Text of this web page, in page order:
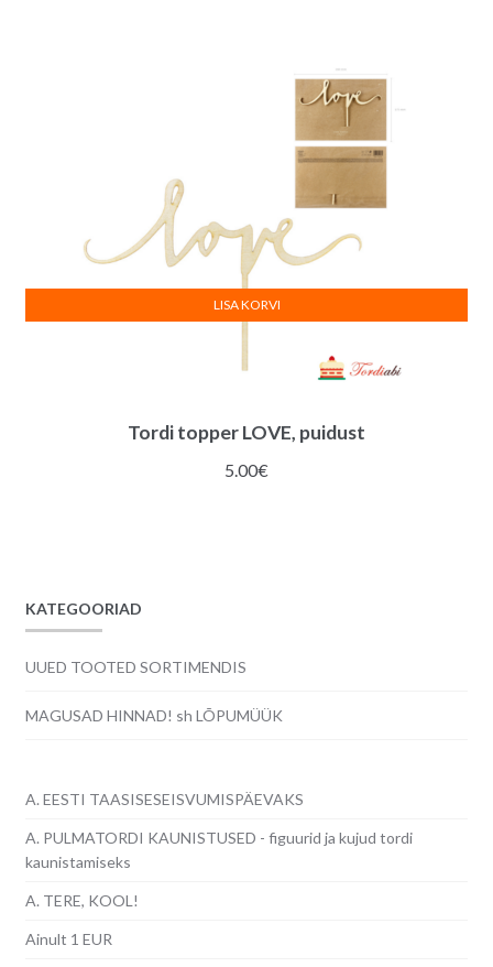
Tordi topper LOVE, puidust
5.00€
LISA KORVI
KATEGOORIAD
UUED TOOTED SORTIMENDIS
MAGUSAD HINNAD! sh LÕPUMÜÜK
A. EESTI TAASISESEISVUMISPÄEVAKS
A. PULMATORDI KAUNISTUSED - figuurid ja kujud tordi
kaunistamiseks
A. TERE, KOOL!
Ainult 1 EUR